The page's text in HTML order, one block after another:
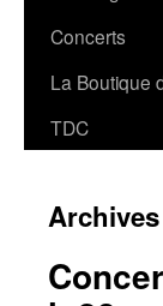
Concerts
La Boutique
TDC